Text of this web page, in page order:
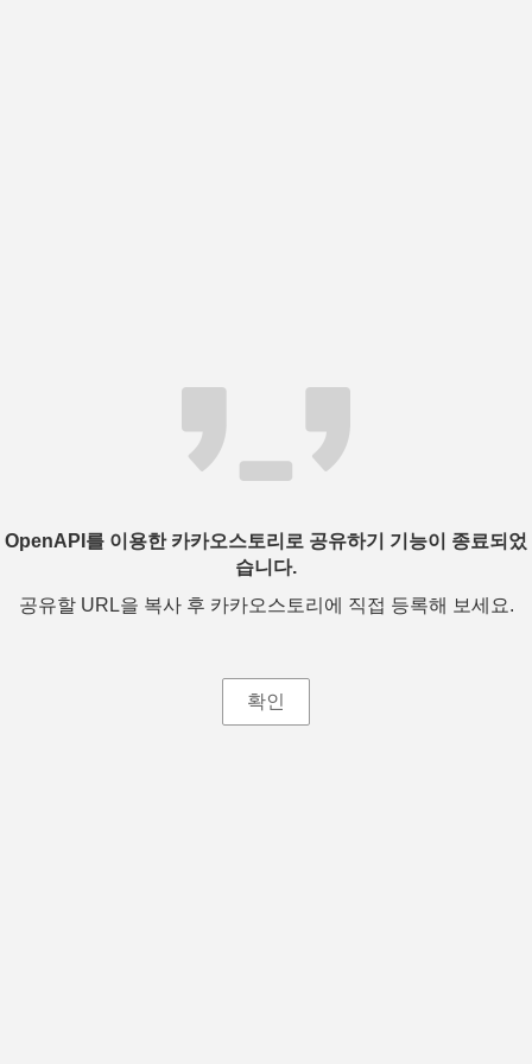
OpenAPI를 이용한 카카오스토리로 공유하기 기능이 종료되었
습니다.
공유할 URL을 복사 후 카카오스토리에 직접 등록해 보세요.
확인